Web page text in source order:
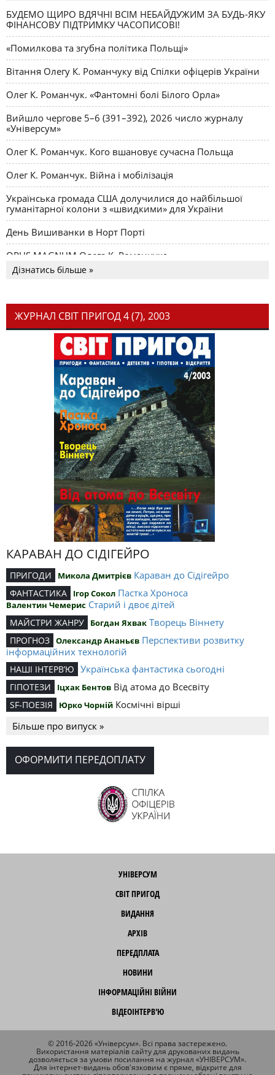
БУДЕМО ЩИРО ВДЯЧНІ ВСІМ НЕБАЙДУЖИМ ЗА БУДЬ-ЯКУ
ФІНАНСОВУ ПІДТРИМКУ ЧАСОПИСОВІ!
«Помилкова та згубна політика Польщі»
Вітання Олегу К. Романчуку від Спілки офіцерів України
Олег К. Романчук. «Фантомні болі Білого Орла»
Вийшло чергове 5–6 (391–392), 2026 число журналу
«Універсум»
Олег К. Романчук. Кого вшановує сучасна Польща
Олег К. Романчук. Війна і мобілізація
Українська громада США долучилися до найбільшої
гуманітарної колони з «швидкими» для України
День Вишиванки в Норт Порті
OPUS MAGNUM Олега К. Романчука
Дізнатись більше »
ЖУРНАЛ СВІТ ПРИГОД 4 (7), 2003
КАРАВАН ДО СІДІГЕЙРО
ПРИГОДИ Микола Дмитрієв Караван до Сідігейро
ФАНТАСТИКА Ігор Сокол Пастка Хроноса
Валентин Чемерис Старий і двоє дітей
МАЙСТРИ ЖАНРУ Богдан Яхвак Творець Віннету
ПРОГНОЗ Олександр Ананьєв Перспективи розвитку
інформаційних технологій
НАШІ ІНТЕРВ’Ю Українська фантастика сьогодні
ГІПОТЕЗИ Іцхак Бентов Від атома до Всесвіту
SF-ПОЕЗІЯ Юрко Чорній Космічні вірші
Більше про випуск »
ОФОРМИТИ ПЕРЕДОПЛАТУ
УНІВЕРСУМ
СВІТ ПРИГОД
ВИДАННЯ
АРХІВ
ПЕРЕДПЛАТА
НОВИНИ
ІНФОРМАЦІЙНІ ВІЙНИ
ВІДЕОІНТЕРВ'Ю
© 2016-2026 «Універсум». Всі права застережено.
Використання матеріалів сайту для друкованих видань
дозволяється за умови посилання на журнал «УНІВЕРСУМ».
Для інтернет-видань обов'язковим є пряме, відкрите для